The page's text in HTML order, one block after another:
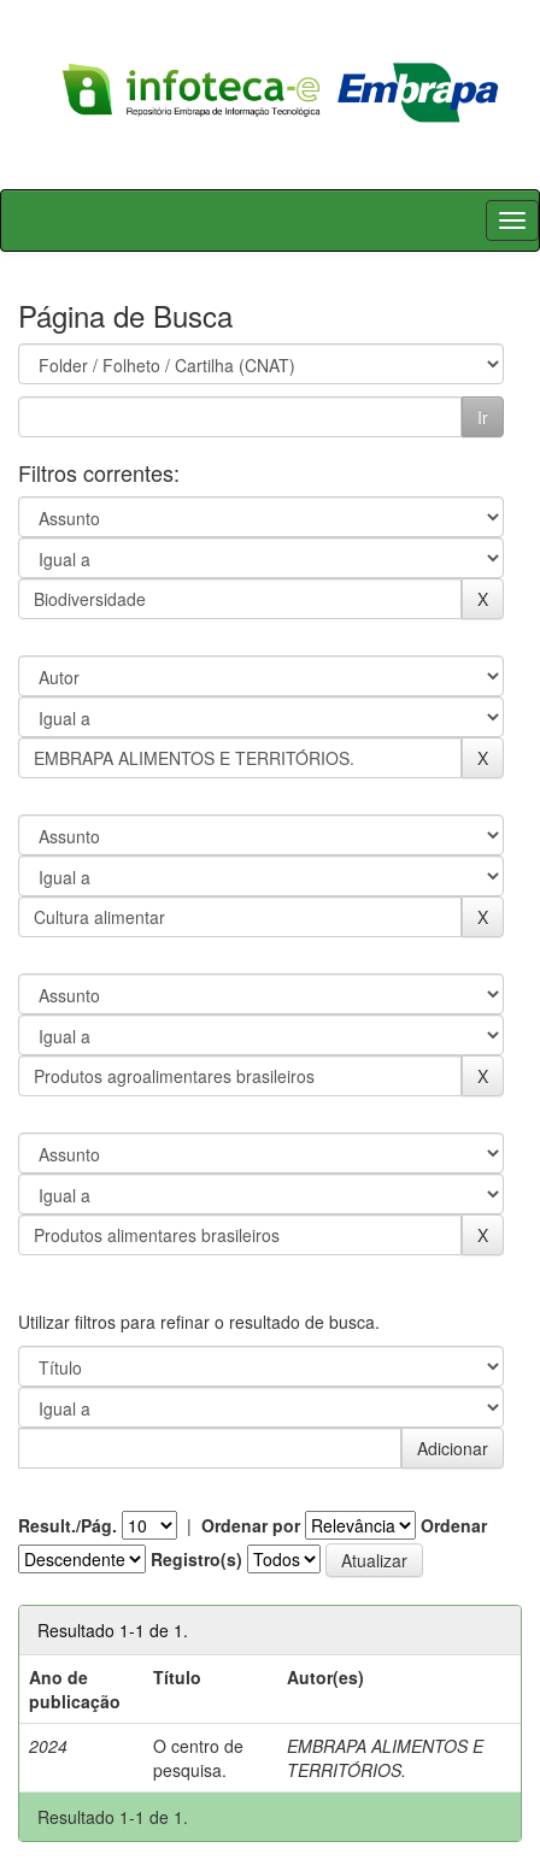
Skip
Página de Busca
Filtros correntes:
Utilizar filtros para refinar o resultado de busca.
Result./Pág. | Ordenar por
Ordenar
Registro(s)
Resultado 1-1 de 1.
Ano de
publicação
Título Autor(es)
2024
O centro de
pesquisa.
EMBRAPA ALIMENTOS E
TERRITÓRIOS.
Resultado 1-1 de 1.